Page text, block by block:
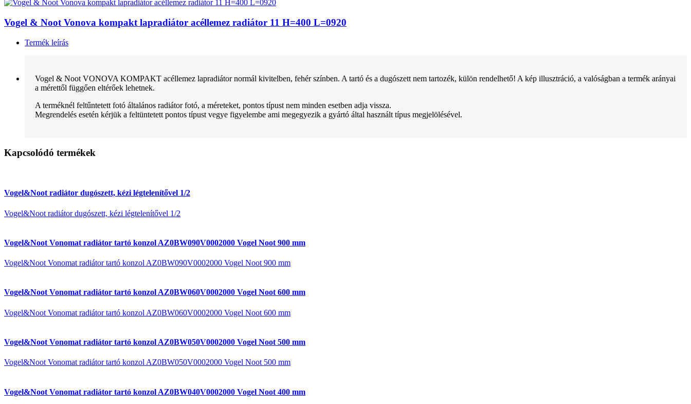
Vogel & Noot Vonova kompakt lapradiátor acéllemez radiátor 11 H=400 L=0920
Termék leírás
Vogel & Noot VONOVA KOMPAKT acéllemez lapradiátor normál kivitelben, fehér színben. A tartó és a dugószett nem tartozék, külön rendelhető! A kép illusztráció, a valóságban a termék arányai
a mérettől függően eltérőek lehetnek.
A terméknél feltűntetett fotó általános radiátor fotó, a méreteket, pontos típust nem minden esetben adja vissza.
Megrendelés esetén kérjük a feltüntetett pontos típust vegye figyelembe ami megegyezik a gyártó által használt típus megjelölésével.
Kapcsolódó termékek
Vogel&Noot radiátor dugószett, kézi légtelenítővel 1/2
Vogel&Noot radiátor dugószett, kézi légtelenítővel 1/2
Vogel&Noot Vonomat radiátor tartó konzol AZ0BW090V0002000 Vogel Noot 900 mm
Vogel&Noot Vonomat radiátor tartó konzol AZ0BW090V0002000 Vogel Noot 900 mm
Vogel&Noot Vonomat radiátor tartó konzol AZ0BW060V0002000 Vogel Noot 600 mm
Vogel&Noot Vonomat radiátor tartó konzol AZ0BW060V0002000 Vogel Noot 600 mm
Vogel&Noot Vonomat radiátor tartó konzol AZ0BW050V0002000 Vogel Noot 500 mm
Vogel&Noot Vonomat radiátor tartó konzol AZ0BW050V0002000 Vogel Noot 500 mm
Vogel&Noot Vonomat radiátor tartó konzol AZ0BW040V0002000 Vogel Noot 400 mm